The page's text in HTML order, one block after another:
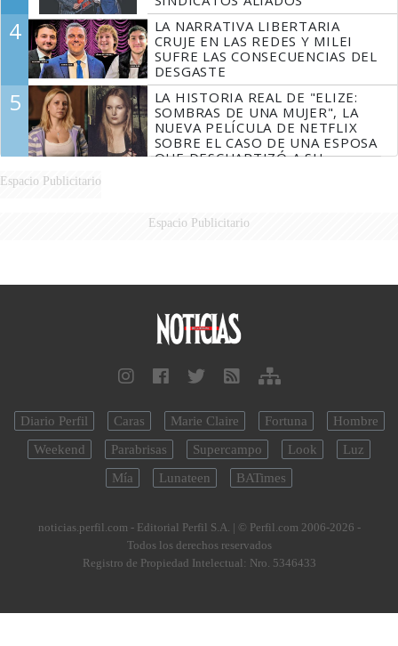
4
LA NARRATIVA LIBERTARIA
CRUJE EN LAS REDES Y MILEI
SUFRE LAS CONSECUENCIAS DEL
DESGASTE
5
LA HISTORIA REAL DE "ELIZE:
SOMBRAS DE UNA MUJER", LA
NUEVA PELÍCULA DE NETFLIX
SOBRE EL CASO DE UNA ESPOSA
QUE DESCUARTIZÓ A SU
Espacio Publicitario
Espacio Publicitario
Diario Perfil Caras Marie Claire Fortuna
Hombre
Weekend
Parabrisas Supercampo Look
Luz
Mía
Lunateen BATimes
noticias.perfil.com - Editorial Perfil S.A. | © Perfil.com 2006-2026 -
Todos los derechos reservados
Registro de Propiedad Intelectual: Nro. 5346433